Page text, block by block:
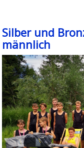
Silber und
männlich